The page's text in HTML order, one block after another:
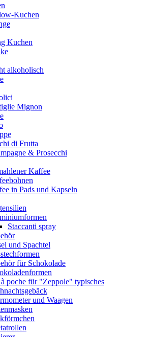
Kuchen
Kuchen
alkoholisch
Mignon
di Frutta
& Prosecchi
Kaffee
in Pads und Kapseln
Staccanti spray
und Spachtel
für Schokolade
à poche für "Zeppole" typisches
und Waagen